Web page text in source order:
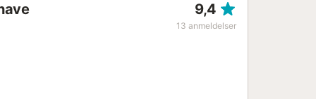
9,4
13 anmeldelser